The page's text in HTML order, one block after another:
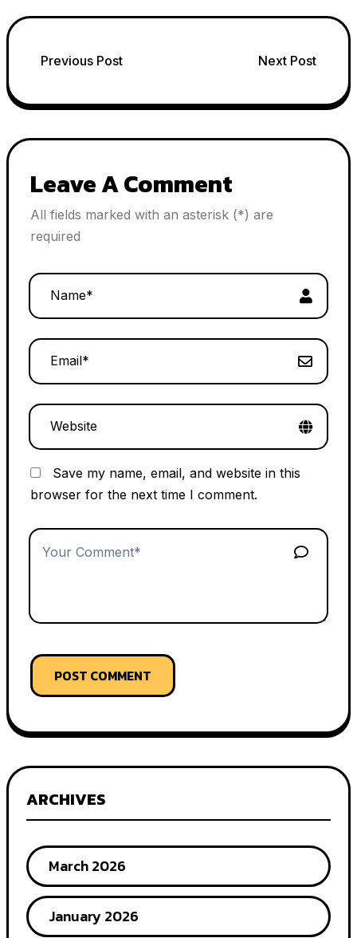
Post
navigation
Previous Post Next Post
Leave A Comment
All fields marked with an asterisk (*) are
required
Save my name, email, and website in this
browser for the next time I comment.
POST COMMENT
ARCHIVES
March 2026
January 2026